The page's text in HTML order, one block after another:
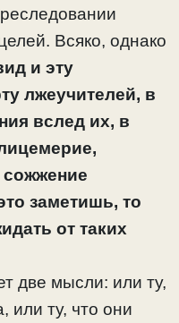
Всяко, однако
и эту
лжеучителей, в
вслед их, в
заметишь, то
от таких
две мысли: или ту,
или ту, что они